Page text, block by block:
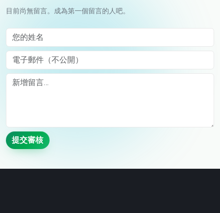
目前尚無留言。成為第一個留言的人吧。
您的姓名
電子郵件（不公開）
Comment
提交審核